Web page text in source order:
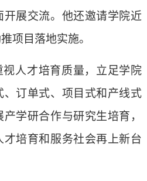
展交流。他还邀请学院近
项目落地实施。
人才培育质量，立足学院
订单式、项目式和产线式
学研合作与研究生培育，
培育和服务社会再上新台